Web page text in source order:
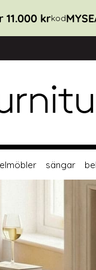
krkod
sängar